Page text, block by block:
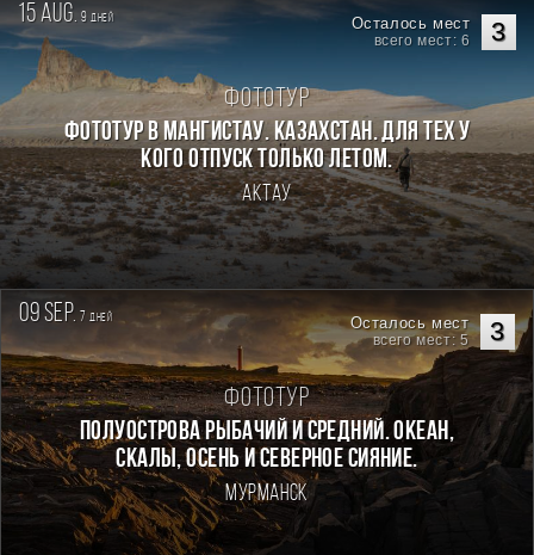
15 aug. 9дней 3
Осталось мест
всего мест: 6
Фототур
Фототур в Мангистау. Казахстан. Для тех у
кого отпуск только летом.
Актау
09 sep. 7дней 3
Осталось мест
всего мест: 5
Фототур
Полуострова Рыбачий и Средний. Океан,
скалы, осень и северное сияние.
Мурманск